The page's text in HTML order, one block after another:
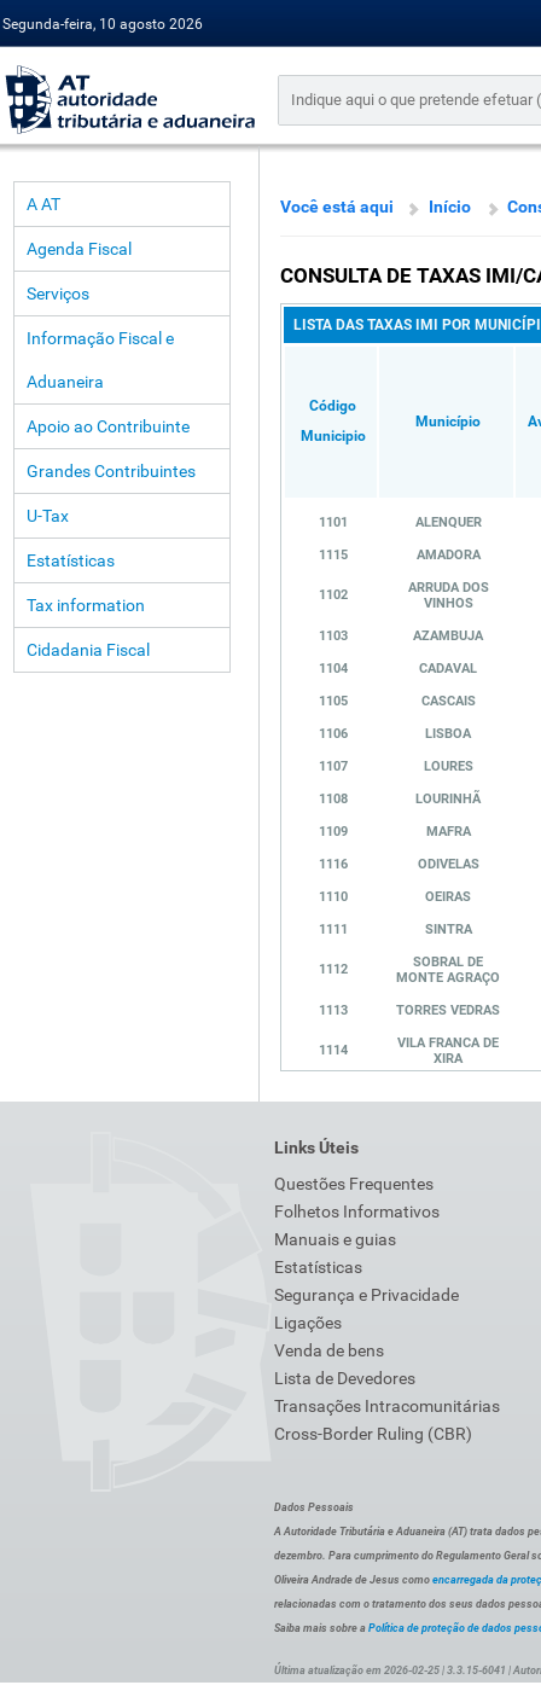
Segunda-feira, 10 agosto 2026
A AT
Agenda Fiscal
Serviços
Informação Fiscal e
Aduaneira
Apoio ao Contribuinte
Grandes Contribuintes
U-Tax
Estatísticas
Tax information
Cidadania Fiscal
Você está aqui Início
CONSULTA DE TAXAS IMI/
LISTA DAS TAXAS IMI POR
Código
Municipio
Município
1101 ALENQUER
1115 AMADORA
1102
ARRUDA DOS
VINHOS
1103 AZAMBUJA
1104 CADAVAL
1105 CASCAIS
1106 LISBOA
1107 LOURES
1108 LOURINHÃ
1109 MAFRA
1116 ODIVELAS
1110 OEIRAS
1111 SINTRA
1112
SOBRAL DE
MONTE AGRAÇO
1113 TORRES VEDRAS
1114
VILA FRANCA DE
XIRA
Links Úteis
Questões Frequentes
Folhetos Informativos
Manuais e guias
Estatísticas
Segurança e Privacidade
Ligações
Venda de bens
Lista de Devedores
Transações Intracomunitárias
Cross-Border Ruling (CBR)
Dados Pessoais
A Autoridade Tributária e Aduaneira (AT) trata dados
dezembro. Para cumprimento do Regulamento Geral
Oliveira Andrade de Jesus como encarregada da
relacionadas com o tratamento dos seus dados
Saiba mais sobre a Política de proteção de dados
Última atualização em 2026-02-25 | 3.3.15-6041 |